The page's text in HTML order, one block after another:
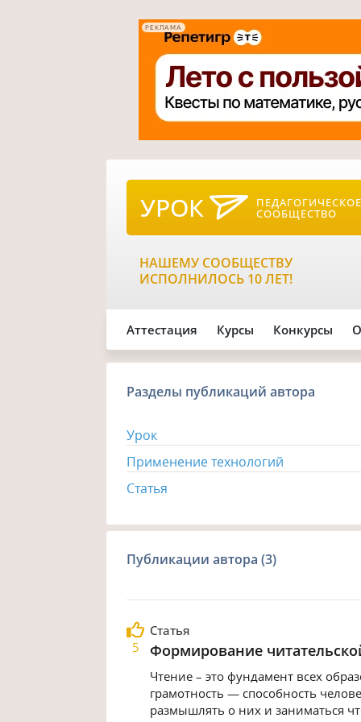
РЕКЛАМА
УРОК СООБЩЕСТВО
НАШЕМУ СООБЩЕСТВУ
ИСПОЛНИЛОСЬ 10 ЛЕТ!
Аттестация Курсы Конкурсы
Разделы публикаций автора
Урок
Применение технологий
Статья
Публикации автора (3)
5
Статья
Формирование
Чтение – это фундамент всех
грамотность — способность
размышлять о них и заниматься